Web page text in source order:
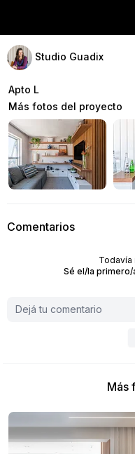
Studio Guadix
Apto L
Más fotos del proyecto
Comentarios
Todavía
Sé el/la primero/
Más